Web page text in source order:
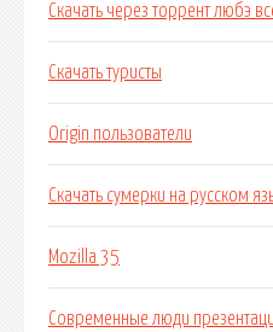
Скачать через торрент любэ
Скачать туристы
Origin пользователи
Скачать сумерки на русском
Mozilla 35
Современные люди